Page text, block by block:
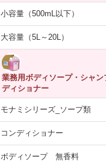
小容量（500mL以下）
大容量（5L～20L）
業務用ボディソープ・シャン
ディショナー
モナミシリーズ_ソープ類
コンディショナー
ボディソープ 無香料